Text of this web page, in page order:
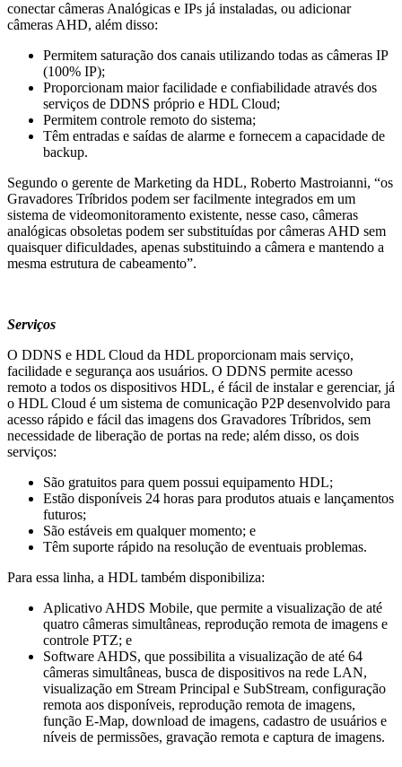
conectar câmeras Analógicas e IPs já instaladas, ou adicionar
câmeras AHD, além disso:
Permitem saturação dos canais utilizando todas as câmeras IP
(100% IP);
Proporcionam maior facilidade e confiabilidade através dos
serviços de DDNS próprio e HDL Cloud;
Permitem controle remoto do sistema;
Têm entradas e saídas de alarme e fornecem a capacidade de
backup.
Segundo o gerente de Marketing da HDL, Roberto Mastroianni, “os
Gravadores Tríbridos podem ser facilmente integrados em um
sistema de videomonitoramento existente, nesse caso, câmeras
analógicas obsoletas podem ser substituídas por câmeras AHD sem
quaisquer dificuldades, apenas substituindo a câmera e mantendo a
mesma estrutura de cabeamento”.
Serviços
O DDNS e HDL Cloud da HDL proporcionam mais serviço,
facilidade e segurança aos usuários. O DDNS permite acesso
remoto a todos os dispositivos HDL, é fácil de instalar e gerenciar, já
o HDL Cloud é um sistema de comunicação P2P desenvolvido para
acesso rápido e fácil das imagens dos Gravadores Tríbridos, sem
necessidade de liberação de portas na rede; além disso, os dois
serviços:
São gratuitos para quem possui equipamento HDL;
Estão disponíveis 24 horas para produtos atuais e lançamentos
futuros;
São estáveis em qualquer momento; e
Têm suporte rápido na resolução de eventuais problemas.
Para essa linha, a HDL também disponibiliza:
Aplicativo AHDS Mobile, que permite a visualização de até
quatro câmeras simultâneas, reprodução remota de imagens e
controle PTZ; e
Software AHDS, que possibilita a visualização de até 64
câmeras simultâneas, busca de dispositivos na rede LAN,
visualização em Stream Principal e SubStream, configuração
remota aos disponíveis, reprodução remota de imagens,
função E-Map, download de imagens, cadastro de usuários e
níveis de permissões, gravação remota e captura de imagens.